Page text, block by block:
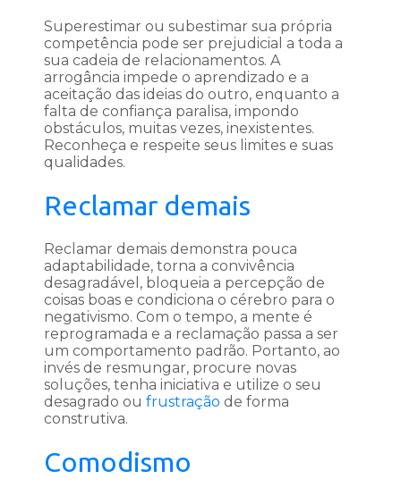
Superestimar ou subestimar sua própria
competência pode ser prejudicial a toda a
sua cadeia de relacionamentos. A
arrogância impede o aprendizado e a
aceitação das ideias do outro, enquanto a
falta de confiança paralisa, impondo
obstáculos, muitas vezes, inexistentes.
Reconheça e respeite seus limites e suas
qualidades.
Reclamar demais
Reclamar demais demonstra pouca
adaptabilidade, torna a convivência
desagradável, bloqueia a percepção de
coisas boas e condiciona o cérebro para o
negativismo. Com o tempo, a mente é
reprogramada e a reclamação passa a ser
um comportamento padrão. Portanto, ao
invés de resmungar, procure novas
soluções, tenha iniciativa e utilize o seu
desagrado ou frustração de forma
construtiva.
Comodismo